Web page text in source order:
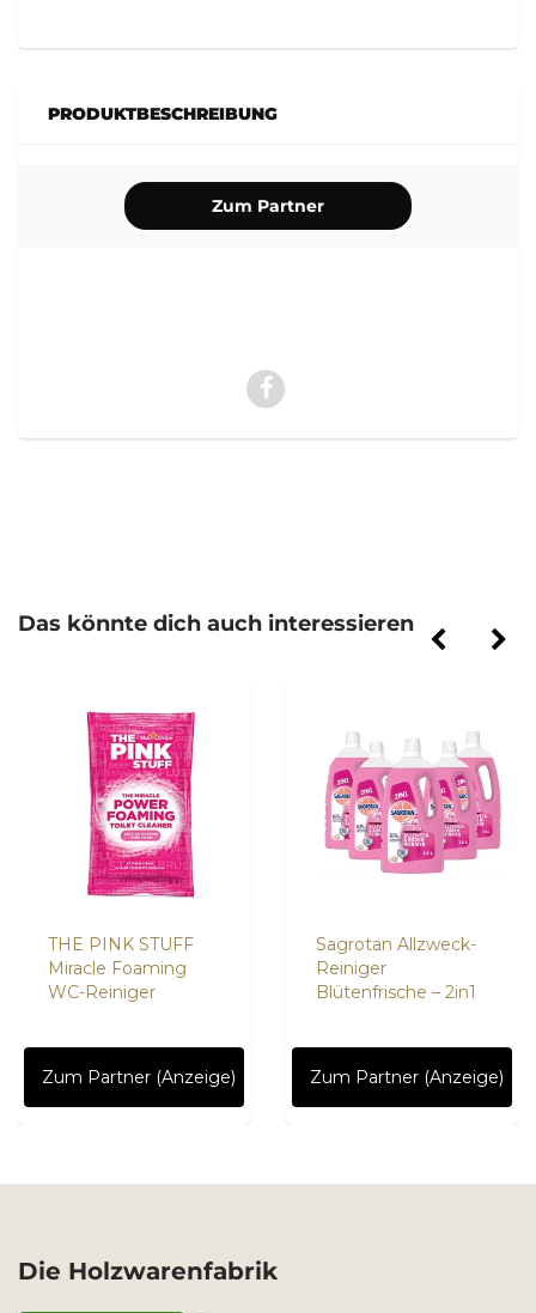
PRODUKTBESCHREIBUNG
Zum Partner
Das könnte dich auch interessieren
THE PINK STUFF
Miracle Foaming
WC-Reiniger
Zum Partner (Anzeige)
Sagrotan Allzweck-
Reiniger
Blütenfrische – 2in1
Zum Partner (Anzeige)
Die Holzwarenfabrik